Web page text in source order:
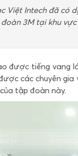
Việt Intech đã có
3M tại khu
được tiếng vang
các chuyên
tập đoàn này.